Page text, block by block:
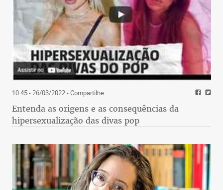
10:45 - 26/03/2022- Compartilhe
Entenda as origens e as consequências da
hipersexualização das divas pop